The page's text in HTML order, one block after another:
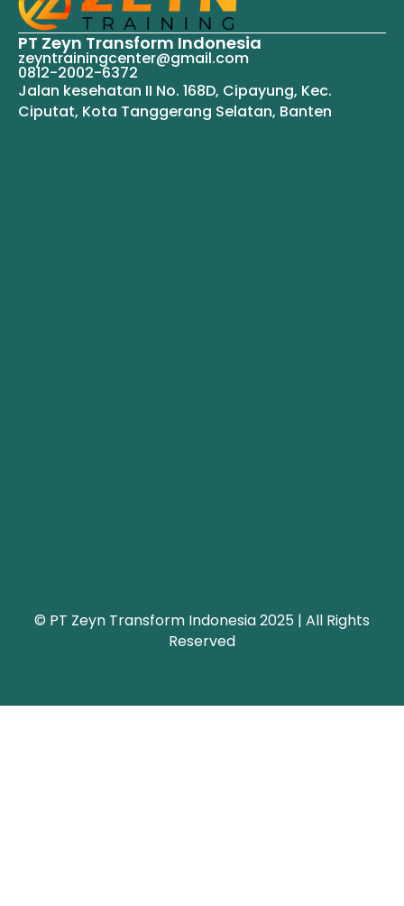
PT Zeyn Transform Indonesia
zeyntrainingcenter@gmail.com
0812-2002-6372
Jalan kesehatan II No. 168D, Cipayung, Kec.
Ciputat, Kota Tanggerang Selatan, Banten
© PT Zeyn Transform Indonesia 2025 | All Rights
Reserved